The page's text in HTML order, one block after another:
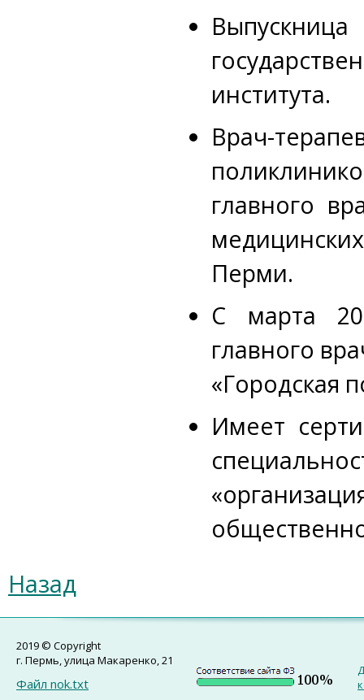
института.
Врач-
главного
Перми.
С марта
главного
«Городская
Имеет
Назад
2019 © Copyright
г. Пермь, улица Макаренко, 21
Файл nok.txt